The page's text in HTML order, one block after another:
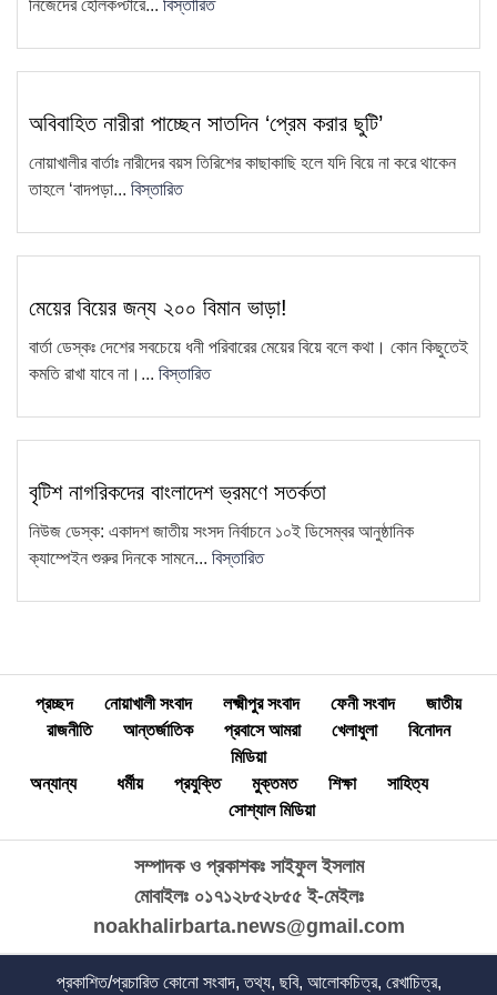
আহম্মদ হানিফের নামে অপপ্রচার
9
স্থাপনা নির্মাণ
10
সাংবাদিক কামরুল কাননের বিরুদ্ধে
11
ধান বিক্রি করতে না পেরে কৃষকের
12
এয়ারপোর্ট থেকে সাজা প্রাপ্ত আসামিকে
গ্রেফতার করেছে চাটখিলে থানা পুলিশ
কমিটি গঠন
14
অনুষ্ঠিত: ২ মাসের মধ্যে তৃণমূল…
15
"দুদক একটি অকার্যকর ও দুর্নীতিগ্রস্ত
প্রতিষ্ঠান"—ব্যারিস্টার মাহবুব উদ্দিন
নিজেদের হেলিকপ্টারে... বিস্তারিত
অবিবাহিত নারীরা পাচ্ছেন সাতদিন ‘প্রেম করার ছুটি’
নোয়াখালীর বার্তাঃ নারীদের বয়স তিরিশের কাছাকাছি হলে যদি বিয়ে না করে থাকেন
তাহলে ‘বাদপড়া... বিস্তারিত
মেয়ের বিয়ের জন্য ২০০ বিমান ভাড়া!
বার্তা ডেস্কঃ দেশের সবচেয়ে ধনী পরিবারের মেয়ের বিয়ে বলে কথা। কোন কিছুতেই
কমতি রাখা যাবে না।... বিস্তারিত
বৃটিশ নাগরিকদের বাংলাদেশ ভ্রমণে সতর্কতা
নিউজ ডেস্ক: একাদশ জাতীয় সংসদ নির্বাচনে ১০ই ডিসেম্বর আনুষ্ঠানিক
ক্যাম্পেইন শুরুর দিনকে সামনে... বিস্তারিত
প্রচ্ছদ নোয়াখালী সংবাদ লক্ষ্মীপুর সংবাদ ফেনী সংবাদ
জাতীয়
রাজনীতি
আন্তর্জাতিক প্রবাসে আমরা খেলাধুলা
বিনোদন
মিডিয়া
অন্যান্য
ধর্মীয় প্রযুক্তি মুক্তমত শিক্ষা
সাহিত্য
সোশ্যাল মিডিয়া
সম্পাদক ও প্রকাশকঃ সাইফুল ইসলাম
মোবাইলঃ ০১৭১২৮৫২৮৫৫ ই-মেইলঃ
noakhalirbarta.news@gmail.com
প্রকাশিত/প্রচারিত কোনো সংবাদ, তথ্য, ছবি, আলোকচিত্র, রেখাচিত্র,